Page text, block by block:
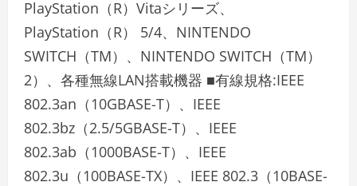
PlayStation（R）Vitaシリーズ、
PlayStation（R） 5/4、NINTENDO
SWITCH（TM）、NINTENDO SWITCH（TM）
2）、各種無線LAN搭載機器 ■有線規格:IEEE
802.3an（10GBASE-T）、IEEE
802.3bz（2.5/5GBASE-T）、IEEE
802.3ab（1000BASE-T）、IEEE
802.3u（100BASE-TX）、IEEE 802.3（10BASE-